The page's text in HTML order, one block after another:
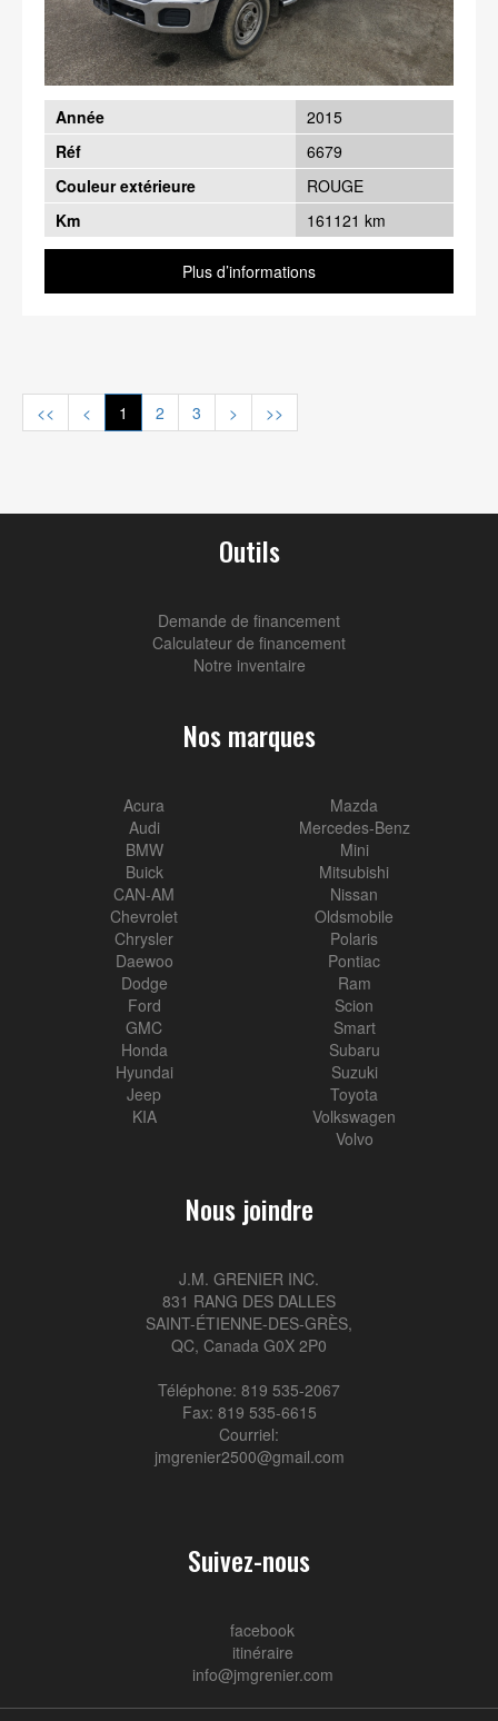
Année
2015
Réf
6679
Couleur extérieure
ROUGE
Km
161121 km
Plus d’informations
<< < 1 2 3 > >>
Outils
Demande de financement
Calculateur de financement
Notre inventaire
Nos marques
Acura
Audi
BMW
Buick
CAN-AM
Chevrolet
Chrysler
Daewoo
Dodge
Ford
GMC
Honda
Hyundai
Jeep
KIA
Mazda
Mercedes-Benz
Mini
Mitsubishi
Nissan
Oldsmobile
Polaris
Pontiac
Ram
Scion
Smart
Subaru
Suzuki
Toyota
Volkswagen
Volvo
Nous joindre
J.M. GRENIER INC.
831 RANG DES DALLES
SAINT-ÉTIENNE-DES-GRÈS,
QC, Canada G0X 2P0
Téléphone: 819 535-2067
Fax: 819 535-6615
Courriel:
jmgrenier2500@gmail.com
Suivez-nous
facebook
itinéraire
info@jmgrenier.com